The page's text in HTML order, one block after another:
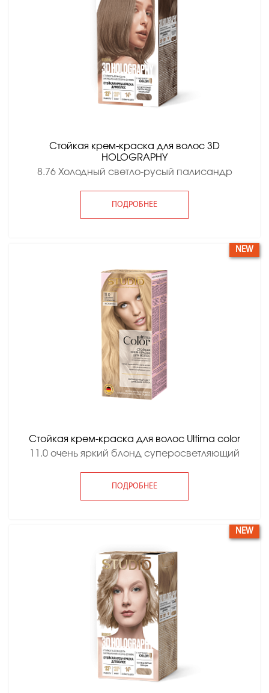
Стойкая крем-краска для волос 3D
HOLOGRAPHY
8.76 Холодный светло-русый палисандр
ПОДРОБНЕЕ
Стойкая крем-краска для волос Ultima color
11.0 очень яркий блонд суперосветляющий
ПОДРОБНЕЕ
NEW
NEW